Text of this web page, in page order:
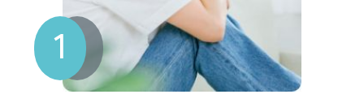
発症するといわれており、約20%の方が「帯状
疱疹後神経痛（PHN）」という長期の痛みに
悩まされます。糖尿病をお持ちの方は発症リス
クが上がるため、特に予防接種をおすすめしま
シックデイ｜糖尿病の方が体調を崩した
ら｜瑞浪市の内科